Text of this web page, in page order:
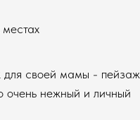
для своей мамы - пейзаж
очень нежный и личный